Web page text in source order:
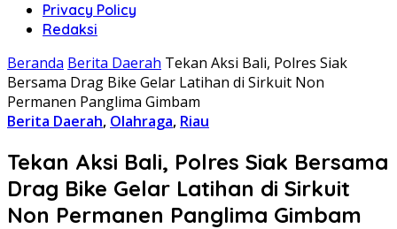
Privacy Policy
Redaksi
Beranda Berita Daerah Tekan Aksi Bali, Polres Siak
Bersama Drag Bike Gelar Latihan di Sirkuit Non
Permanen Panglima Gimbam
Berita Daerah, Olahraga, Riau
Tekan Aksi Bali, Polres Siak Bersama
Drag Bike Gelar Latihan di Sirkuit
Non Permanen Panglima Gimbam